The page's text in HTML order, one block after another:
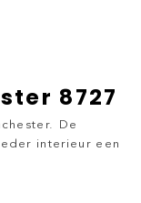
8727
De
interieur een